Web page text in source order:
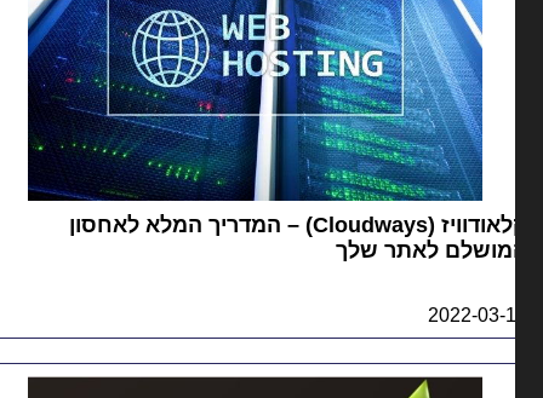
קלאודוויז (Cloudways) – המדריך המלא לאחסון
לאתר שלך
2022-03-